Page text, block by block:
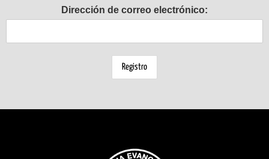
Dirección de correo electrónico: